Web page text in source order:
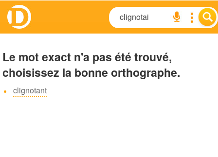
Le mot exact n'a pas été trouvé,
choisissez la bonne orthographe.
clignotant